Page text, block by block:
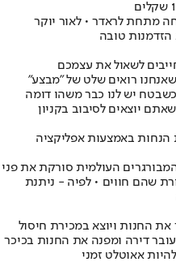
מתחת לראדר • לאור יוקר
הזדמנות טובה
רואים שלט של "מבצע"
כשבטח יש לנו כבר משהו דומה
יוצאים לסיבוב בקניון
הנחות באמצעות אפליקציה
העולמית סורקת את פני
שהם חווים • לפיה - ניתנת
דירה ומפנה את החנות בכיכר
אאוטלט זמני